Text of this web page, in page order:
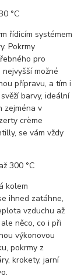
°C
řídicím systémem
Pokrmy
pro
možné
přípravu, a tím i
barvy, ideální
zejména v
crème
se vám vždy
300 °C
kolem
ihned zatáhne,
vzduchu až
něco, co i při
výkonovou
pokrmy z
krokety, jarní